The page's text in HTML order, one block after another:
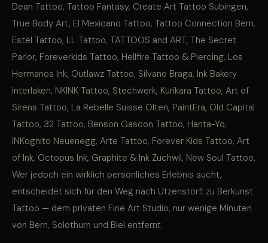
Dean Tattoo, Tattoo Fantasy, Create Art Tattoo Subingen,
True Body Art, El Mexicano Tattoo, Tattoo Connection Bern,
Estel Tattoo, LL Tattoo, TATTOOS and ART, The Secret
Parlor, Foreverkids Tattoo, Hellfire Tattoo & Piercing, Los
Hermanos Ink, Outlawz Tattoo, Silvano Braga, Ink Bakery
Interlaken, NKINK Tattoo, Stechwerk, Kurikara Tattoo, Art of
Sirens Tattoo, La Rebelle Suisse Olten, PaintEra, Old Capital
Tattoo, 32 Tattoo, Benson Gascon Tattoo, Hanta-Yo,
INKognito Neuenegg, Arte Tattoo, Forever Kids Tattoo, Art
of Ink, Octopus Ink, Graphite & Ink Zuchwil, New Soul Tattoo.
Wer jedoch ein wirklich persönliches Erlebnis sucht,
entscheidet sich für den Weg nach Utzenstorf: zu Berkunst
Tattoo — dem privaten Fine Art Studio, nur wenige Minuten
von Bern, Solothurn und Biel entfernt.